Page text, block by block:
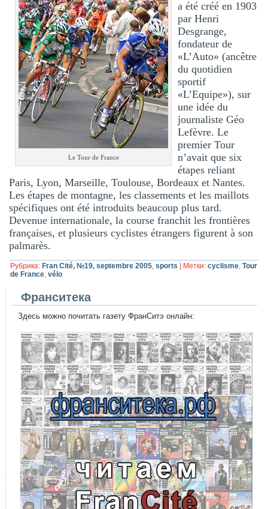
Le Tour de France
a été créé en 1903
par Henri
Desgrange,
fondateur de
«L’Auto» (ancêtre
du quotidien
sportif
«L’Equipe»), sur
une idée du
journaliste Géo
Lefèvre. Le
premier Tour
n’avait que six
étapes reliant
Paris, Lyon, Marseille, Toulouse, Bordeaux et Nantes.
Les étapes de montagne, les classements et les maillots
spécifiques ont été introduits beaucoup plus tard.
Devenue internationale, la course franchit les frontières
françaises, et plusieurs cyclistes étrangers figurent à son
palmarès.
Рубрика: Fran Cité, №19, septembre 2005,sports Метки: cyclisme,Tour
de France,vélo
Франситека
Здесь можно почитать газету ФранСитэ онлайн: